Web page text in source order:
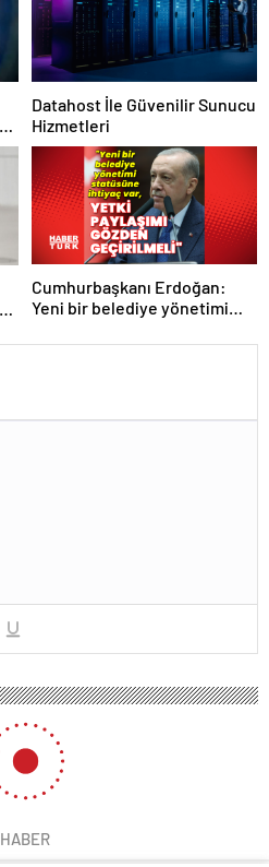
Datahost İle Güvenilir Sunucu
Hizmetleri
Cumhurbaşkanı Erdoğan:
Yeni bir belediye yönetimi
HABER